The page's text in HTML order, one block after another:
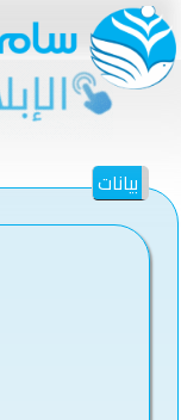
بيانات